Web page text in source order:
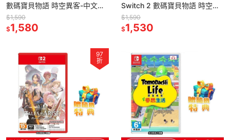
數碼寶貝物語 時空異客-中文版
[夢遊館]
$1,590
$1,580
Switch 2 數碼寶貝物語 時空異
客-中文版[夢遊館]
$1,590
$1,530
97
折